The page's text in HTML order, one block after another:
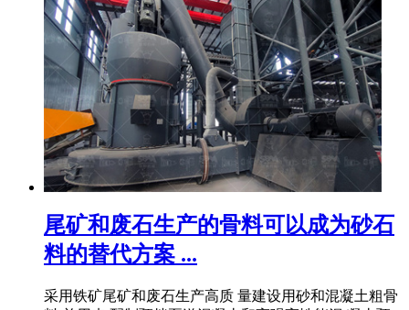
尾矿和废石生产的骨料可以成为砂石
料的替代方案 ...
采用铁矿尾矿和废石生产高质 量建设用砂和混凝土粗骨